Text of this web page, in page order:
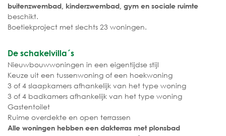
buitenzwembad, kinderzwembad, gym en sociale ruimte
beschikt.
Boetiekproject met slechts 23 woningen.
De schakelvilla´s
Nieuwbouwwoningen in een eigentijdse stijl
Keuze uit een tussenwoning of een hoekwoning
3 of 4 slaapkamers afhankelijk van het type woning
3 of 4 badkamers afhankelijk van het type woning
Gastentoilet
Ruime overdekte en open terrassen
Alle woningen hebben een dakterras met plonsbad